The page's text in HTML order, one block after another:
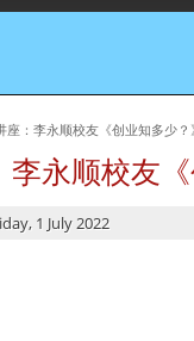
座：李永顺校友《创业知多少？
李永顺校友
1 July 2022